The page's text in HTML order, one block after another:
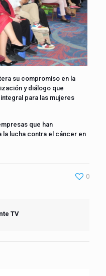
su compromiso en la
y diálogo que
para las mujeres
que han
lucha contra el cáncer en
0
TV